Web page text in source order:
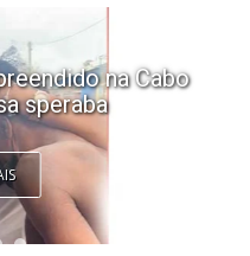
na Cabo
speraba